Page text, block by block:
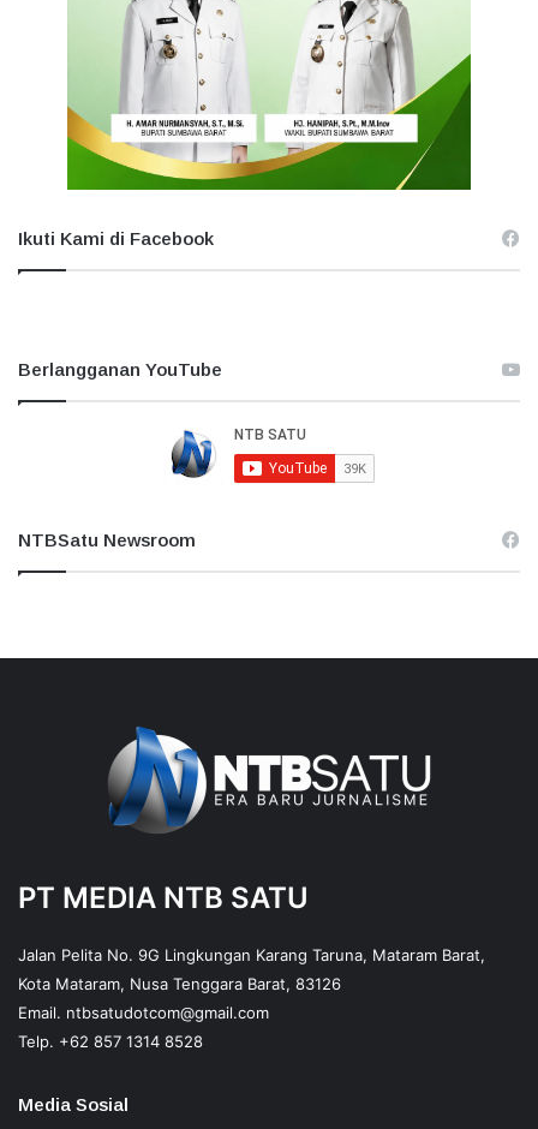
Ikuti Kami di Facebook
Berlangganan YouTube
NTBSatu Newsroom
PT MEDIA NTB SATU
Jalan Pelita No. 9G Lingkungan Karang Taruna, Mataram Barat,
Kota Mataram, Nusa Tenggara Barat, 83126
Email. ntbsatudotcom@gmail.com
Telp. +62 857 1314 8528
Media Sosial